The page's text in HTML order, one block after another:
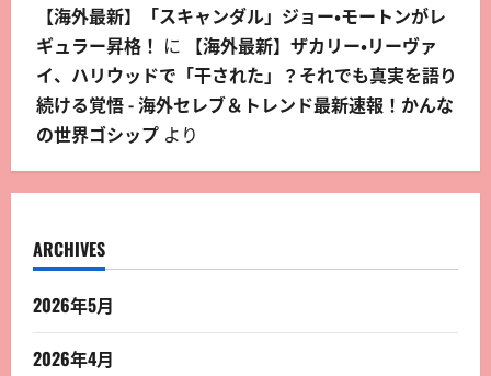
【海外最新】「スキャンダル」ジョー・モートンがレ
ギュラー昇格！ に
【海外最新】ザカリー・リーヴァ
イ、ハリウッドで「干された」？それでも真実を語り
続ける覚悟 - 海外セレブ＆トレンド最新速報！かんな
の世界ゴシップ より
ARCHIVES
2026年5月
2026年4月